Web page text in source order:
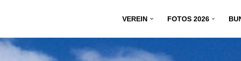
VEREIN FOTOS 2026